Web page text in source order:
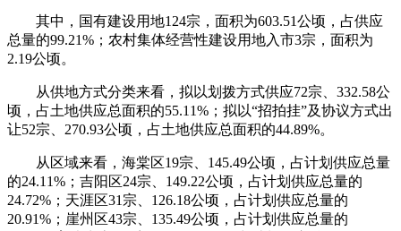
其中，国有建设用地124宗，面积为603.51公顷，占供应
总量的99.21%；农村集体经营性建设用地入市3宗，面积为
2.19公顷。
从供地方式分类来看，拟以划拨方式供应72宗、332.58公
顷，占土地供应总面积的55.11%；拟以“招拍挂”及协议方式出
让52宗、270.93公顷，占土地供应总面积的44.89%。
从区域来看，海棠区19宗、145.49公顷，占计划供应总量
的24.11%；吉阳区24宗、149.22公顷，占计划供应总量的
24.72%；天涯区31宗、126.18公顷，占计划供应总量的
20.91%；崖州区43宗、135.49公顷，占计划供应总量的